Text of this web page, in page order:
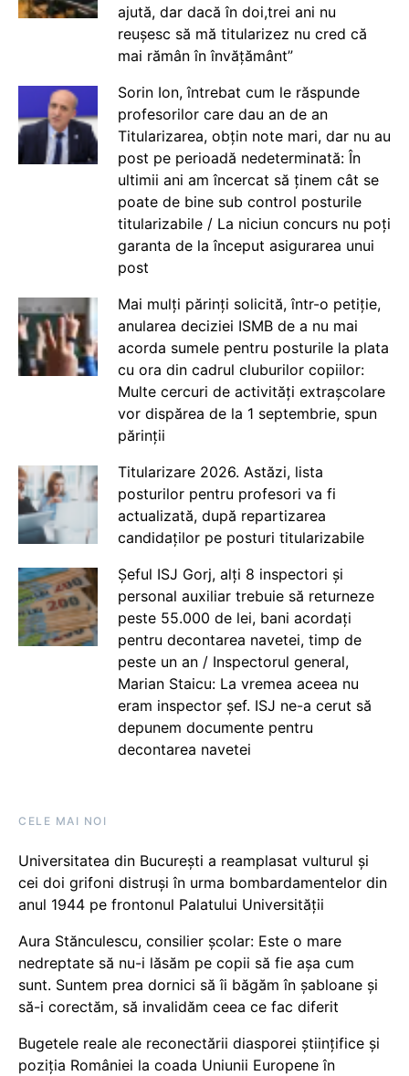
ajută, dar dacă în doi,trei ani nu
reușesc să mă titularizez nu cred că
mai rămân în învățământ”
Sorin Ion, întrebat cum le răspunde
profesorilor care dau an de an
Titularizarea, obțin note mari, dar nu au
post pe perioadă nedeterminată: În
ultimii ani am încercat să ținem cât se
poate de bine sub control posturile
titularizabile / La niciun concurs nu poți
garanta de la început asigurarea unui
post
Mai mulți părinți solicită, într-o petiție,
anularea deciziei ISMB de a nu mai
acorda sumele pentru posturile la plata
cu ora din cadrul cluburilor copiilor:
Multe cercuri de activități extrașcolare
vor dispărea de la 1 septembrie, spun
părinții
Titularizare 2026. Astăzi, lista
posturilor pentru profesori va fi
actualizată, după repartizarea
candidaților pe posturi titularizabile
Șeful ISJ Gorj, alți 8 inspectori și
personal auxiliar trebuie să returneze
peste 55.000 de lei, bani acordați
pentru decontarea navetei, timp de
peste un an / Inspectorul general,
Marian Staicu: La vremea aceea nu
eram inspector șef. ISJ ne-a cerut să
depunem documente pentru
decontarea navetei
CELE MAI NOI
Universitatea din București a reamplasat vulturul și
cei doi grifoni distruși în urma bombardamentelor din
anul 1944 pe frontonul Palatului Universității
Aura Stănculescu, consilier școlar: Este o mare
nedreptate să nu-i lăsăm pe copii să fie așa cum
sunt. Suntem prea dornici să îi băgăm în șabloane și
să-i corectăm, să invalidăm ceea ce fac diferit
Bugetele reale ale reconectării diasporei științifice și
poziția României la coada Uniunii Europene în